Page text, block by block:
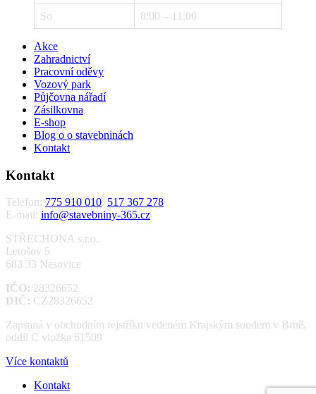
So 8:00 – 11:00
Akce
Zahradnictví
Pracovní oděvy
Vozový park
Půjčovna nářadí
Zásilkovna
E-shop
Blog o o stavebninách
Kontakt
Kontakt
Telefon: 775 910 010, 517 367 278
E-mail: info@stavebniny-365.cz
STŘECHONA s.r.o.
Letošov 5
683 33 Nesovice
IČO: 28326652
DIČ: CZ28326652
Zapsaná v obchodním rejstříku vedeném Krajským soudem v Brně,
oddíl C vložka 61509
Více kontaktů
Kontakt